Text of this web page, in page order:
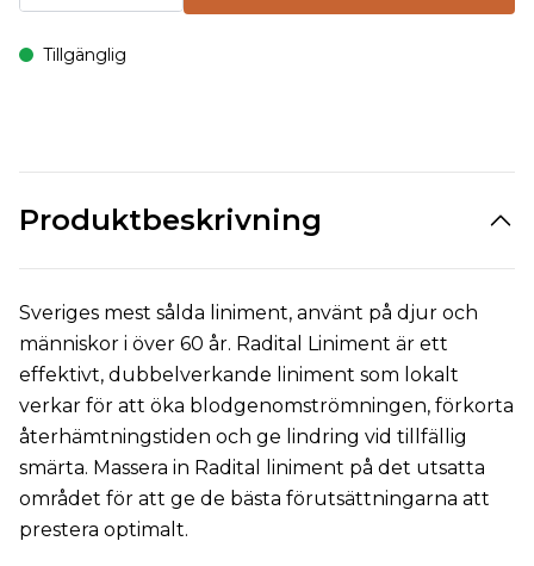
Tillgänglig
Produktbeskrivning
Sveriges mest sålda liniment, använt på djur och
människor i över 60 år. Radital Liniment är ett
effektivt, dubbelverkande liniment som lokalt
verkar för att öka blodgenomströmningen, förkorta
återhämtningstiden och ge lindring vid tillfällig
smärta. Massera in Radital liniment på det utsatta
området för att ge de bästa förutsättningarna att
prestera optimalt.